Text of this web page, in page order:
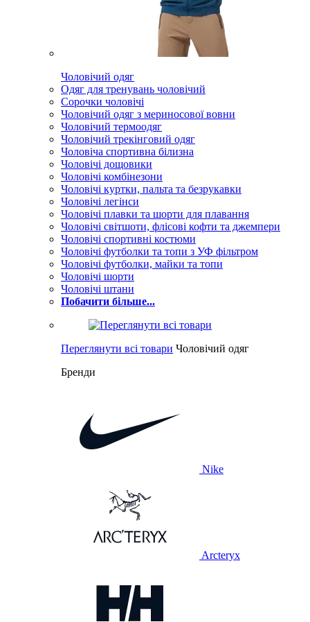
Чоловічий одяг
Одяг для тренувань чоловічий
Сорочки чоловічі
Чоловічий одяг з мериносової вовни
Чоловічий термоодяг
Чоловічий трекінговий одяг
Чоловіча спортивна білизна
Чоловічі дощовики
Чоловічі комбінезони
Чоловічі куртки, пальта та безрукавки
Чоловічі легінси
Чоловічі плавки та шорти для плавання
Чоловічі світшоти, флісові кофти та джемпери
Чоловічі спортивні костюми
Чоловічі футболки та топи з УФ фільтром
Чоловічі футболки, майки та топи
Чоловічі шорти
Чоловічі штани
Побачити більше...
Переглянути всі товари Чоловічий одяг
Бренди
Nike
Arcteryx